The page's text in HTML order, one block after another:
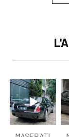
lart.br
Ago 6